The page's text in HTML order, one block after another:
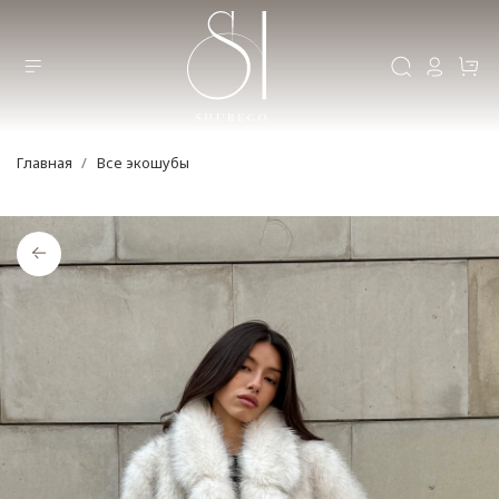
Главная Все экошубы